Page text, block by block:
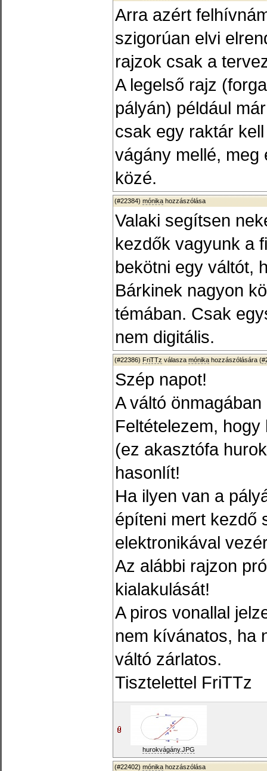
Arra azért
szigorúan elvi
rajzok csak a
A legelső rajz
pályán) például
csak egy raktár
vágány mellé, meg
közé.
(#22384) mónika hozzászólása
Valaki segítsen
kezdők vagyunk a
bekötni egy váltót,
Bárkinek nagyon
témában. Csak
nem digitális.
(#22386) FriTTz válasza mónika hozzászólására (
Szép napot!
A váltó
Feltételezem,
(ez akasztófa
hasonlít!
Ha ilyen van a
építeni mert kezdő
elektronikával
Az alábbi rajzon
kialakulását!
A piros vonallal
nem kívánatos, ha
váltó zárlatos.
Tisztelettel FriTTz
hurokvágány.JPG
(#22402) mónika hozzászólása